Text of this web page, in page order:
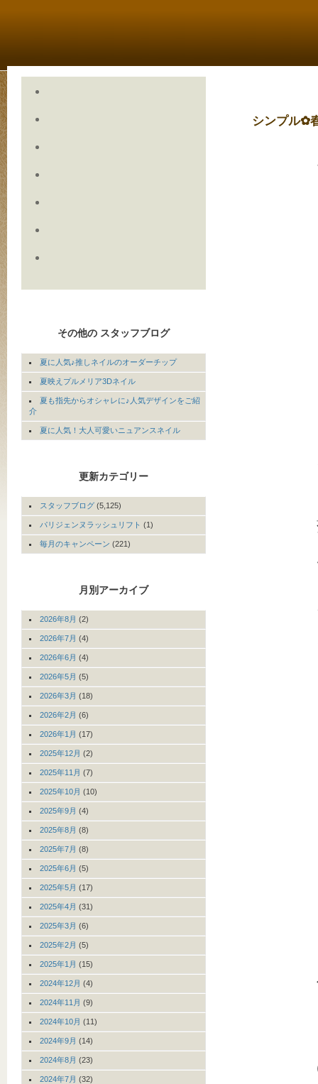
シンプル✿
その他の スタッフブログ
夏に人気♪推しネイルのオーダーチップ
夏映えプルメリア3Dネイル
夏も指先からオシャレに♪人気デザインをご紹
介
夏に人気！大人可愛いニュアンスネイル
更新カテゴリー
スタッフブログ (5,125)
パリジェンヌラッシュリフト (1)
毎月のキャンペーン (221)
月別アーカイブ
2026年8月 (2)
2026年7月 (4)
2026年6月 (4)
2026年5月 (5)
2026年3月 (18)
2026年2月 (6)
2026年1月 (17)
2025年12月 (2)
2025年11月 (7)
2025年10月 (10)
2025年9月 (4)
2025年8月 (8)
2025年7月 (8)
2025年6月 (5)
2025年5月 (17)
2025年4月 (31)
2025年3月 (6)
2025年2月 (5)
2025年1月 (15)
2024年12月 (4)
2024年11月 (9)
2024年10月 (11)
2024年9月 (14)
2024年8月 (23)
2024年7月 (32)